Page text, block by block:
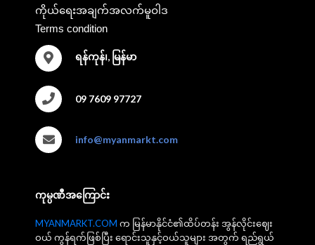
ကိုယ်ရေးအချက်အလက်မူဝါဒ
Terms condition
ရန်ကုန်၊, မြန်မာ
09 7609 97727
info@myanmarkt.com
ကုမ္ပဏီအကြောင်း
MYANMARKT.COM က မြန်မာနိုင်ငံ၏ထိပ်တန်း အွန်လိုင်းဈေး
ဝယ် ကွန်ရက်ဖြစ်ပြီး ရောင်းသူနှင့်ဝယ်သူများ အတွက် ရည်ရွယ်